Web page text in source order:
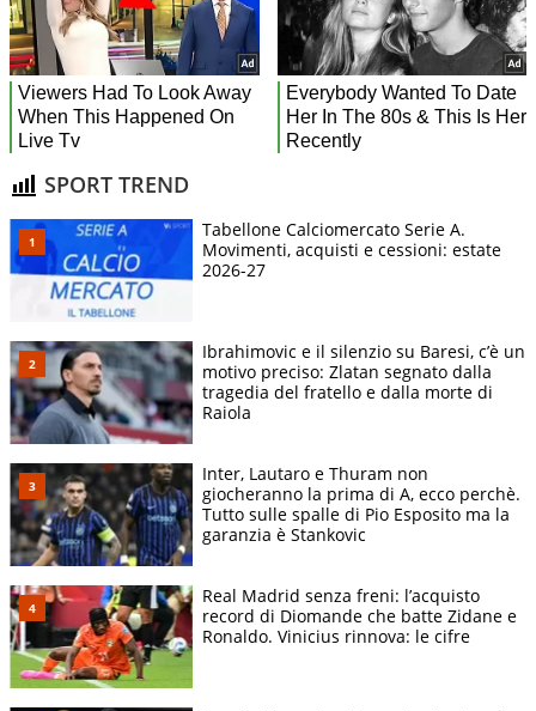
SPORT TREND
Tabellone Calciomercato Serie A.
Movimenti, acquisti e cessioni: estate
2026-27
Ibrahimovic e il silenzio su Baresi, c’è un
motivo preciso: Zlatan segnato dalla
tragedia del fratello e dalla morte di
Raiola
Inter, Lautaro e Thuram non
giocheranno la prima di A, ecco perchè.
Tutto sulle spalle di Pio Esposito ma la
garanzia è Stankovic
Real Madrid senza freni: l’acquisto
record di Diomande che batte Zidane e
Ronaldo. Vinicius rinnova: le cifre